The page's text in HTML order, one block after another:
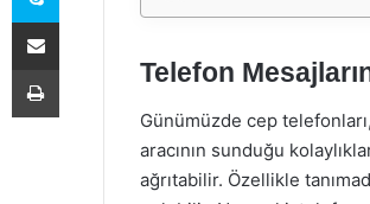
Telefon
Günümüzde cep
aracının sunduğu
ağrıtabilir. Özellikle
E-Posta ile paylaş